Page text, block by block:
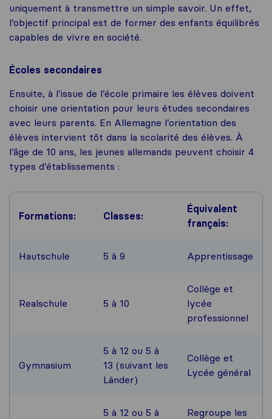
uniquement à transmettre un simple savoir. Un effet,
l’objectif principal est de former des enfants équilibrés
capables de vivre en société.
Écoles secondaires
Ensuite, à l’issue de l’école primaire les élèves doivent
choisir une orientation pour leurs études secondaires
avec leurs parents. En Allemagne l’orientation des
élèves intervient tôt dans la scolarité des élèves. À
l’âge de 10 ans, les jeunes allemands peuvent choisir 4
types d’établissements :
Formations: Classes:
Équivalent
français:
Hautschule 5 à 9 Apprentissage
Realschule 5 à 10
Collège et
lycée
professionnel
Gymnasium
5 à 12 ou 5 à
13 (suivant les
Länder)
Collège et
Lycée général
5 à 12 ou 5 à
Regroupe les